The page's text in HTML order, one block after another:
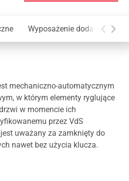
Wyposażenie dodatkowe
mechaniczno-automatycznym
w którym elementy ryglujące
w momencie ich
przez VdS
uważany za zamknięty do
nawet bez użycia klucza.